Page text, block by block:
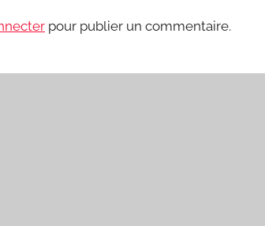
pour publier un commentaire.